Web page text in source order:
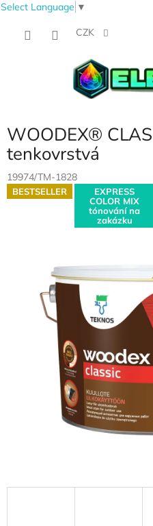
Select Language ▼
CZK
WOODEX®
tenkovrstvá
19974/TM-1828
BESTSELLER
EXPRESS
COLOR MIX
tónování na
zakázku